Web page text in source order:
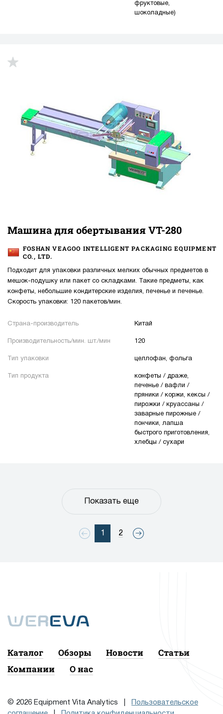
фруктовые,
шоколадные)
Машина для обертывания VT-280
FOSHAN VEAGOO INTELLIGENT PACKAGING EQUIPMENT
CO., LTD.
Подходит для упаковки различных мелких обычных предметов в
мешок-подушку или пакет со складками. Такие предметы, как
конфеты, небольшие кондитерские изделия, печенье и печенье.
Скорость упаковки: 120 пакетов/мин.
Страна-производитель Китай
Производительность/мин. шт./мин 120
Тип упаковки целлофан, фольга
Тип продукта
конфеты / драже,
печенье / вафли /
пряники / коржи, кексы /
пирожки / круассаны /
заварные пирожные /
пончики, лапша
быстрого приготовления,
хлебцы / сухари
1 2
Показать еще
Каталог Обзоры Новости
Статьи
Компании
О нас
© 2026 Equipment Vita Analytics |
Пользовательское